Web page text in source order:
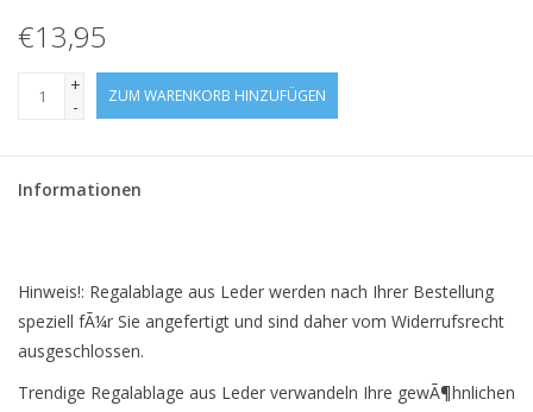
€13,95
+
-
ZUM WARENKORB HINZUFÜGEN
Informationen
Hinweis!: Regalablage aus Leder werden nach Ihrer Bestellung
speziell fÃ¼r Sie angefertigt und sind daher vom Widerrufsrecht
ausgeschlossen.
Trendige Regalablage aus Leder verwandeln Ihre gewÃ¶hnlichen